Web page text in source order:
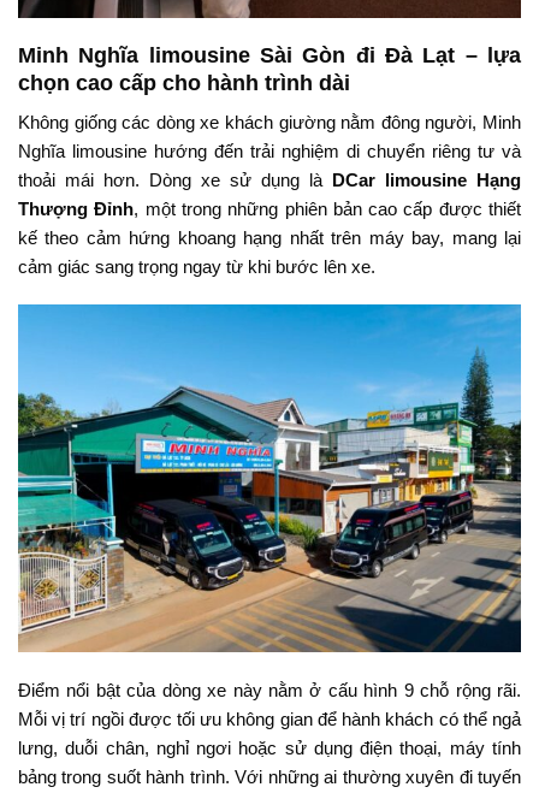
Minh Nghĩa limousine Sài Gòn đi Đà Lạt – lựa
chọn cao cấp cho hành trình dài
Không giống các dòng xe khách giường nằm đông người, Minh
Nghĩa limousine hướng đến trải nghiệm di chuyển riêng tư và
thoải mái hơn. Dòng xe sử dụng là DCar limousine Hạng
Thượng Đỉnh, một trong những phiên bản cao cấp được thiết
kế theo cảm hứng khoang hạng nhất trên máy bay, mang lại
cảm giác sang trọng ngay từ khi bước lên xe.
Điểm nổi bật của dòng xe này nằm ở cấu hình 9 chỗ rộng rãi.
Mỗi vị trí ngồi được tối ưu không gian để hành khách có thể ngả
lưng, duỗi chân, nghỉ ngơi hoặc sử dụng điện thoại, máy tính
bảng trong suốt hành trình. Với những ai thường xuyên đi tuyến